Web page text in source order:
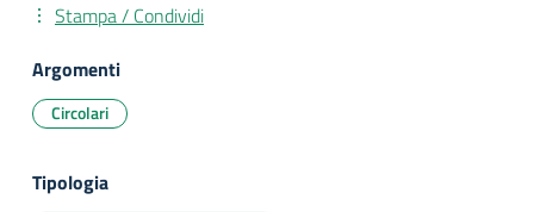
Stampa / Condividi
Argomenti
Circolari
Tipologia